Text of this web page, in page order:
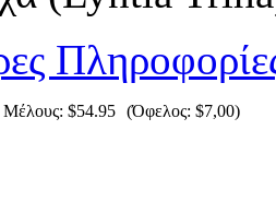
Μέλους: $54.95 (Όφελος: $7,00)